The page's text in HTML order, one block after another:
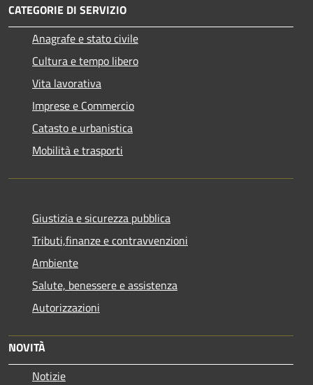
CATEGORIE DI SERVIZIO
Anagrafe e stato civile
Cultura e tempo libero
Vita lavorativa
Imprese e Commercio
Catasto e urbanistica
Mobilità e trasporti
Giustizia e sicurezza pubblica
Tributi,finanze e contravvenzioni
Ambiente
Salute, benessere e assistenza
Autorizzazioni
NOVITÀ
Notizie